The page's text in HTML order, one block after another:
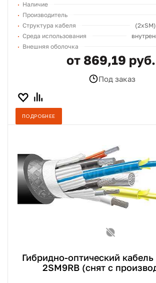
Наличие
Производитель
Структура кабеля
Среда использования
Внешняя оболочка
от 869,19 руб.
Под заказ
ПОДРОБНЕЕ
Гибридно-оптический кабель
2SM9RB (снят с